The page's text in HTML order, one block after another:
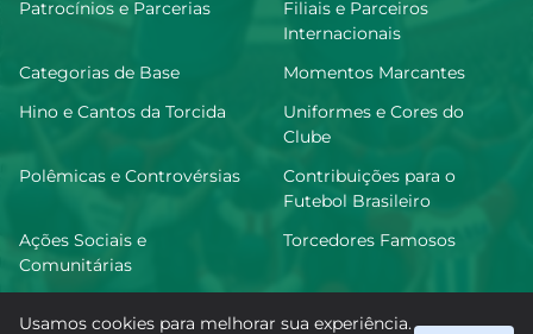
Patrocínios e Parcerias
Filiais e Parceiros
Internacionais
Categorias de Base
Momentos Marcantes
Hino e Cantos da Torcida
Uniformes e Cores do
Clube
Polêmicas e Controvérsias
Contribuições para o
Futebol Brasileiro
Ações Sociais e
Comunitárias
Torcedores Famosos
Usamos cookies para melhorar sua experiência.